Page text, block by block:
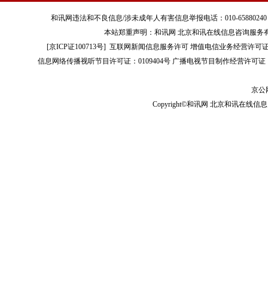
和讯网违法和不良信息/涉未成年人有害信息举报电话：010-
本站郑重声明：和讯网 北京和讯在线信息咨询服
[京ICP证100713号]互联网新闻信息服务许可 增值电信业务经营许可
信息网络传播视听节目许可证：0109404号 广播电视节目制作经营许可证
京公
Copyright©和讯网 北京和讯在线信